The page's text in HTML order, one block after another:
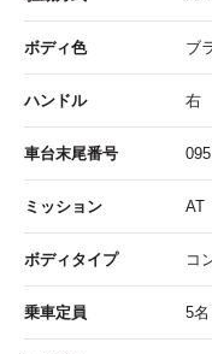
ボディ色 ブ
ハンドル 右
車台末尾番号 095
ミッション AT
ボディタイプ コ
乗車定員 5名